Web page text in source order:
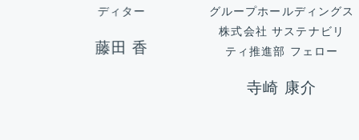
グループホールディングス
株式会社 サステナビリ
ティ推進部 フェロー